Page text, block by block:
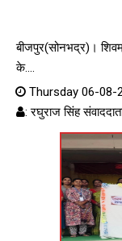
बीजपुर(सोनभद्र)।
के....
Thursday 06-08-
: रघुराज सिंह